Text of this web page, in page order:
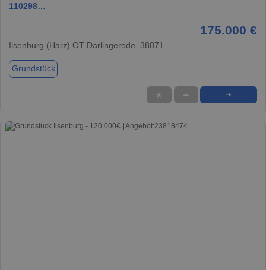
110298…
175.000 €
Ilsenburg (Harz) OT Darlingerode, 38871
Grundstück
★ ➦ ➜